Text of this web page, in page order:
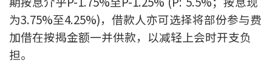
统计数据库
按揭快趣智识
为3.75%至4.25%)，借款人亦可选择将部份参与费
加借在按揭金额一并供款，以减轻上会时开支负
担。